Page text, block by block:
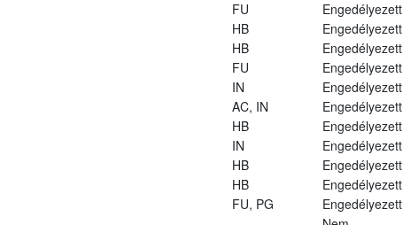
FU Engedélyezett
HB Engedélyezett
HB Engedélyezett
FU Engedélyezett
IN Engedélyezett
AC, IN Engedélyezett
HB Engedélyezett
IN Engedélyezett
HB Engedélyezett
HB Engedélyezett
FU, PG Engedélyezett